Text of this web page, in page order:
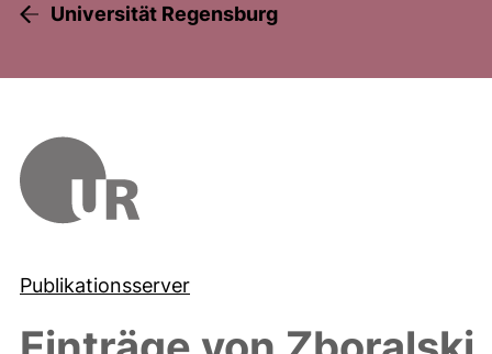
Universität Regensburg
Publikationsserver